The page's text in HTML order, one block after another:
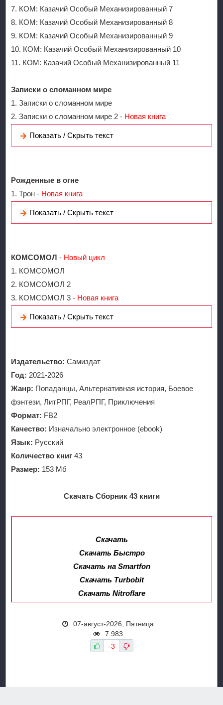
7. КОМ: Казачий Особый Механизированный 7
8. КОМ: Казачий Особый Механизированный 8
9. КОМ: Казачий Особый Механизированный 9
10. КОМ: Казачий Особый Механизированный 10
11. КОМ: Казачий Особый Механизированный 11
Записки о сломанном мире
1. Записки о сломанном мире
2. Записки о сломанном мире 2 - Новая книга
Показать / Скрыть текст
Рожденные в огне
1. Трон - Новая книга
Показать / Скрыть текст
КОМСОМОЛ - Новый цикл
1. КОМСОМОЛ
2. КОМСОМОЛ 2
3. КОМСОМОЛ 3 - Новая книга
Показать / Скрыть текст
Издательство: Самиздат
Год: 2021-2026
Жанр: Попаданцы, Альтернативная история, Боевое
фэнтези, ЛитРПГ, РеалРПГ, Приключения
Формат: FB2
Качество: Изначально электронное (ebook)
Язык: Русский
Количество книг 43
Размер: 153 Мб
Скачать Сборник 43 книги
Скачать
Скачать Быстро
Скачать на Smartfon
Скачать Turbobit
Скачать Nitroflare
07-август-2026, Пятница
7 983
-3